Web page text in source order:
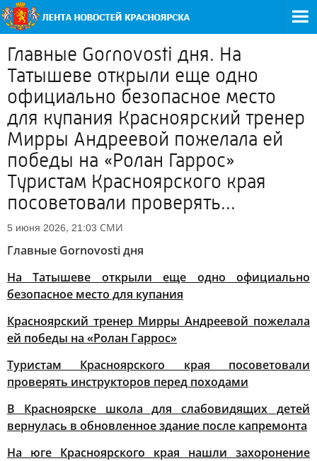
Главные Gornovosti дня. На
Татышеве открыли еще одно
официально безопасное место
для купания Красноярский тренер
Мирры Андреевой пожелала ей
победы на «Ролан Гаррос»
Туристам Красноярского края
посоветовали проверять...
5 июня 2026, 21:03 СМИ
Главные Gornovosti дня
На Татышеве открыли еще одно официально
безопасное место для купания
Красноярский тренер Мирры Андреевой пожелала
ей победы на «Ролан Гаррос»
Туристам Красноярского края посоветовали
проверять инструкторов перед походами
В Красноярске школа для слабовидящих детей
вернулась в обновленное здание после капремонта
На юге Красноярского края нашли захоронение